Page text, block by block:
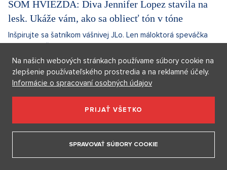
SOM HVIEZDA: Diva Jennifer Lopez stavila na
lesk. Ukáže vám, ako sa obliecť tón v tóne
Inšpirujte sa šatníkom vášnivej JLo. Len máloktorá speváčka
alebo herečka sa v d...
10. 12. 2020
3 minuty Martina Šmalclová
Diskusie0
Na našich webových stránkach používame súbory cookie na
zlepšenie používateľského prostredia a na reklamné účely.
Informácie o spracovaní osobných údajov
PRIJAŤ VŠETKO
SPRAVOVAŤ SÚBORY COOKIE